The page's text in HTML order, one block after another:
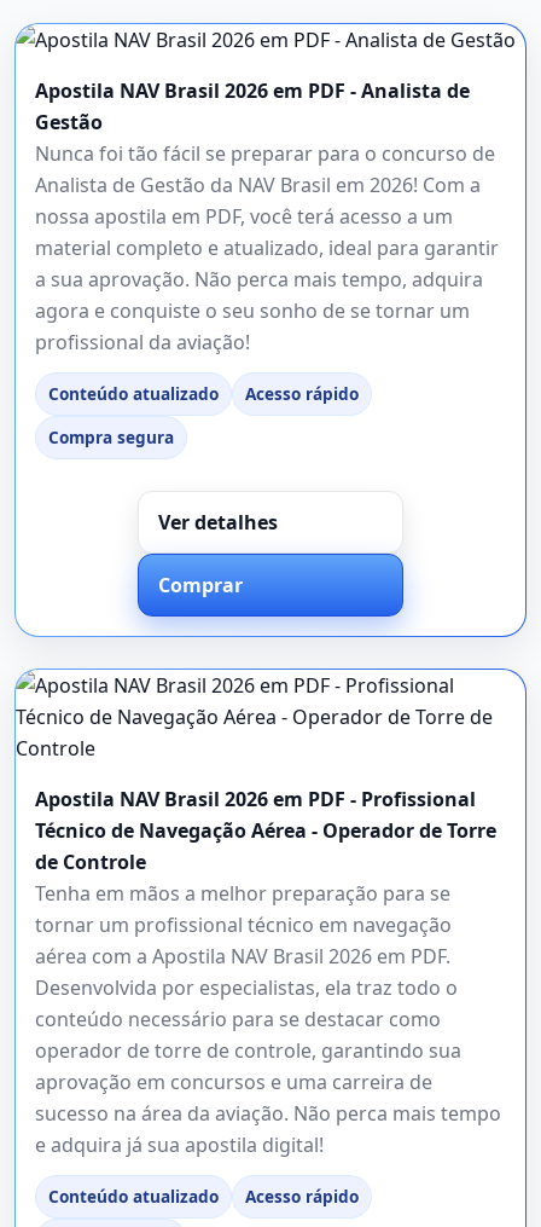
Apostila NAV Brasil 2026 em PDF - Analista de
Gestão
Nunca foi tão fácil se preparar para o concurso de
Analista de Gestão da NAV Brasil em 2026! Com a
nossa apostila em PDF, você terá acesso a um
material completo e atualizado, ideal para garantir
a sua aprovação. Não perca mais tempo, adquira
agora e conquiste o seu sonho de se tornar um
profissional da aviação!
Conteúdo atualizado
Acesso rápido
Compra segura
Ver detalhes
Comprar
Apostila NAV Brasil 2026 em PDF - Profissional
Técnico de Navegação Aérea - Operador de Torre
de Controle
Tenha em mãos a melhor preparação para se
tornar um profissional técnico em navegação
aérea com a Apostila NAV Brasil 2026 em PDF.
Desenvolvida por especialistas, ela traz todo o
conteúdo necessário para se destacar como
operador de torre de controle, garantindo sua
aprovação em concursos e uma carreira de
sucesso na área da aviação. Não perca mais tempo
e adquira já sua apostila digital!
Conteúdo atualizado Acesso rápido